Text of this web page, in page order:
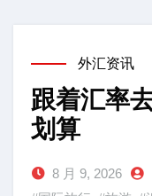
外汇资讯
跟着汇率
划算
8 月 9, 2026